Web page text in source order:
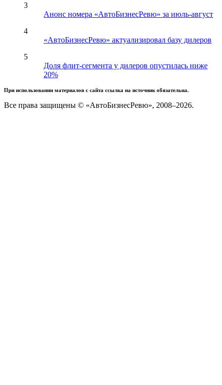
3
Анонс номера «АвтоБизнесРевю» за июль-август
4
«АвтоБизнесРевю» актуализировал базу дилеров
5
Доля флит-сегмента у дилеров опустилась ниже
20%
При использовании материалов с сайта ссылка на источник обязательна.
Все права защищены © «АвтоБизнесРевю», 2008–2026.